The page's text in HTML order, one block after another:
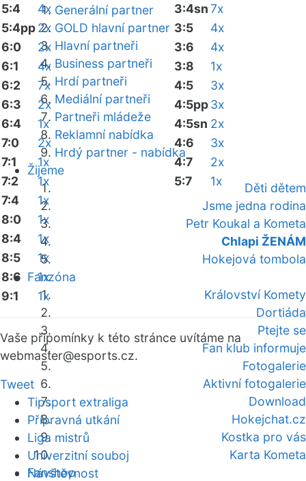
Generální partner
GOLD hlavní partner
Hlavní partneři
Business partneři
Hrdí partneři
Mediální partneři
Partneři mládeže
Reklamní nabídka
Hrdý partner - nabídka
Žijeme
Děti dětem
Jsme jedna rodina
Petr Koukal a Kometa
Chlapi ŽENÁM
Hokejová tombola
Fanzóna
Království Komety
Dortiáda
Ptejte se
Fan klub informuje
Fotogalerie
Aktivní fotogalerie
Download
Hokejchat.cz
Kostka pro vás
Karta Kometa
Fanshop
5:4
4x
5:4pp2x
6:0
2x
6:1
4x
6:2
7x
6:3
2x
6:4
1x
7:0
2x
7:1
1x
7:2
1x
7:4
1x
8:0
1x
8:4
1x
8:5
1x
8:6
1x
9:1
1x
3:4sn7x
3:5
4x
3:6
4x
3:8
1x
4:5
3x
4:5pp3x
4:5sn 2x
4:6
3x
4:7
2x
5:7
1x
Vaše připomínky k této stránce uvítáme na
webmaster@esports.cz.
Tweet
Tipsport extraliga
Přípravná utkání
Liga mistrů
Univerzitní souboj
Návštěvnost